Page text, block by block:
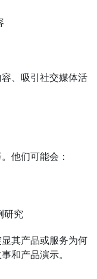
、吸引社交媒体活
他们可能会：
研究
显其产品或服务为何
和产品演示。